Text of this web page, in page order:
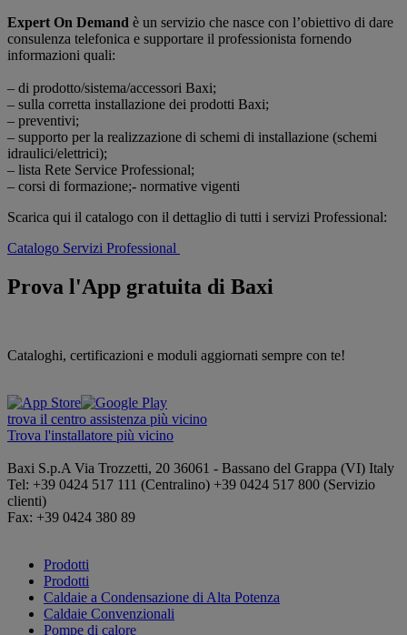
Expert On Demand è un servizio che nasce con l’obiettivo di dare
consulenza telefonica e supportare il professionista fornendo
informazioni quali:
– di prodotto/sistema/accessori Baxi;
– sulla corretta installazione dei prodotti Baxi;
– preventivi;
– supporto per la realizzazione di schemi di installazione (schemi
idraulici/elettrici);
– lista Rete Service Professional;
– corsi di formazione;- normative vigenti
Scarica qui il catalogo con il dettaglio di tutti i servizi Professional:
Catalogo Servizi Professional
Prova l'App gratuita di Baxi
Cataloghi, certificazioni e moduli aggiornati sempre con te!
trova il centro assistenza più vicino
Trova l'installatore più vicino
Baxi S.p.AVia Trozzetti, 20 36061 - Bassano del Grappa (VI) Italy
Tel: +39 0424 517 111 (Centralino) +39 0424 517 800 (Servizio
clienti)
Fax: +39 0424 380 89
Prodotti
Prodotti
Caldaie a Condensazione di Alta Potenza
Caldaie Convenzionali
Pompe di calore